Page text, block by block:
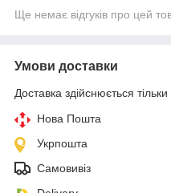
Ще немає відгуків про цей
Умови доставки
Доставка здійснюється
Нова Пошта
Укрпошта
Самовивіз